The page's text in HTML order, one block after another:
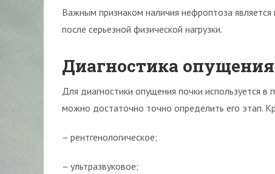
Важным признаком наличия нефроптоза
после серьезной физической нагрузки.
Диагностика
Для диагностики опущения почки используется
можно достаточно точно определить его этап.
– рентгенологическое;
– ультразвуковое;